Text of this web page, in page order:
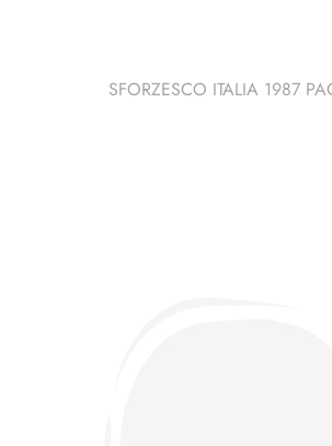
SFORZESCO ITALIA 1987